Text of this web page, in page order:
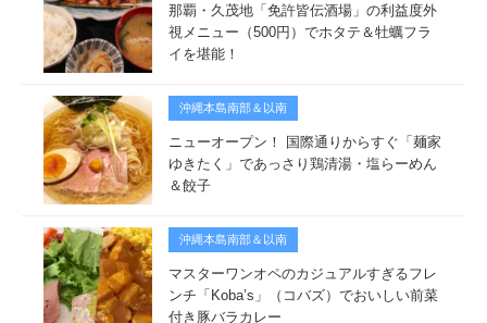
那覇・久茂地「免許皆伝酒場」の利益度外
視メニュー（500円）でホタテ＆牡蠣フラ
イを堪能！
沖縄本島南部＆以南
ニューオープン！ 国際通りからすぐ「麺家
ゆきたく」であっさり鶏清湯・塩らーめん
＆餃子
沖縄本島南部＆以南
マスターワンオペのカジュアルすぎるフレ
ンチ「Koba’s」（コバズ）でおいしい前菜
付き豚バラカレー